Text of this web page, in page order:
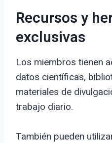
Recursos y
exclusivas
Los miembros tienen
datos científicas,
materiales de
trabajo diario.
También pueden